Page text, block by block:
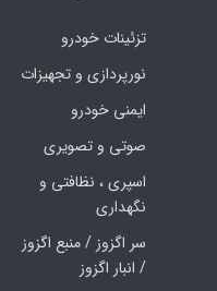
تزئینات خودرو
نورپردازی و تجهیزات
ایمنی خودرو
صوتی و تصویری
اسپری ، نظافتی و
نگهداری
سر اگزوز / منبع اگزوز
/ انبار اگزوز